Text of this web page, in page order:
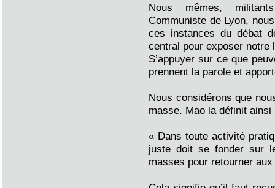
Nous mêmes,
Communiste de Lyon,
ces instances du débat
central pour exposer notre
S’appuyer sur ce que
prennent la parole et
Nous considérons que
masse. Mao la définit ainsi
« Dans toute activité
juste doit se fonder sur
masses pour retourner